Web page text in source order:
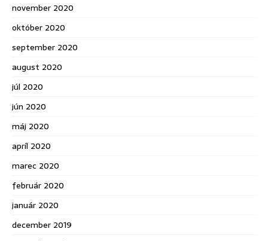
november 2020
október 2020
september 2020
august 2020
júl 2020
jún 2020
máj 2020
apríl 2020
marec 2020
február 2020
január 2020
december 2019